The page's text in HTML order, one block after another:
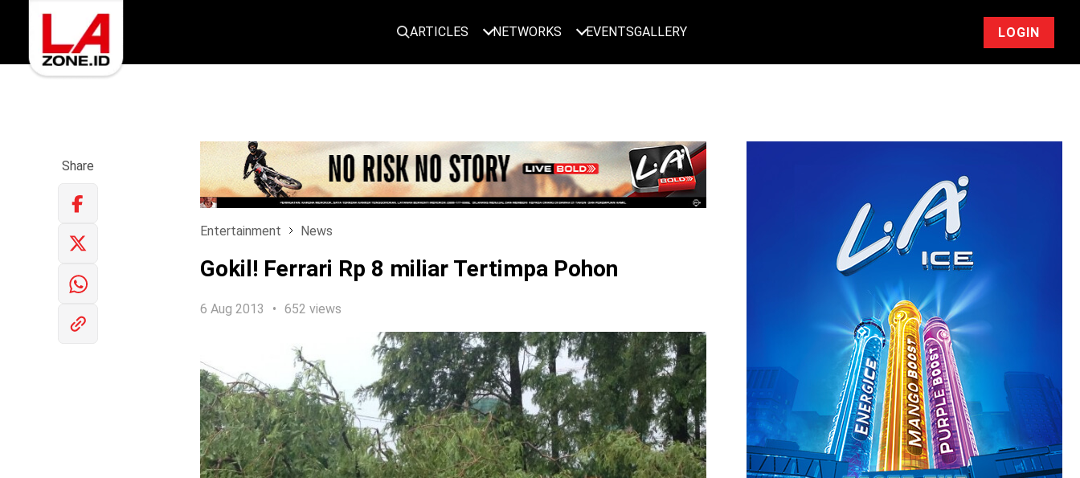
ARTICLES NETWORKS EVENTSGALLERY LOGIN
benefit
LOGIN
Share
Entertainment News
Gokil! Ferrari Rp 8 miliar Tertimpa Pohon
6 Aug 2013 652 views